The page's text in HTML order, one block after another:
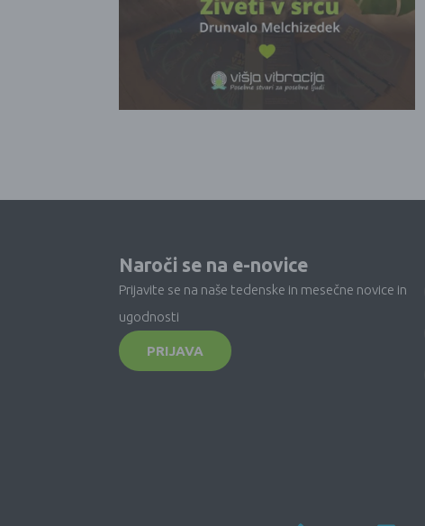
Naroči se na e-novice
Prijavite se na naše tedenske in mesečne novice in
ugodnosti
PRIJAVA